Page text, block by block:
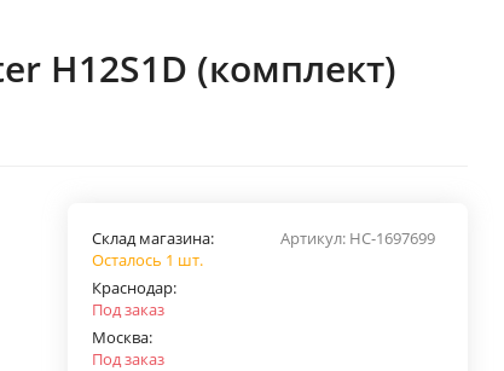
H12S1D (комплект)
Артикул: НС-1697699
Склад магазина:
Осталось 1 шт.
Краснодар:
Под заказ
Москва:
Под заказ